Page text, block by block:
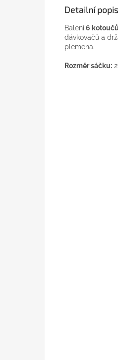
Detailní
Balení6 kotoučů
dávkovačů a
plemena.
Rozměr sáčku: